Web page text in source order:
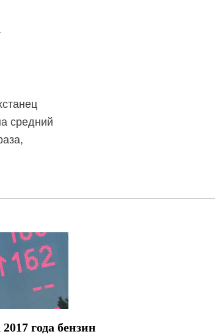
средний
года бензин